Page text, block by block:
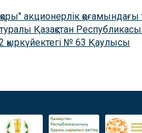
акционерлік қоғамындағы
туралы Қазақстан
қыркүйектегі № 63 Қаулысы